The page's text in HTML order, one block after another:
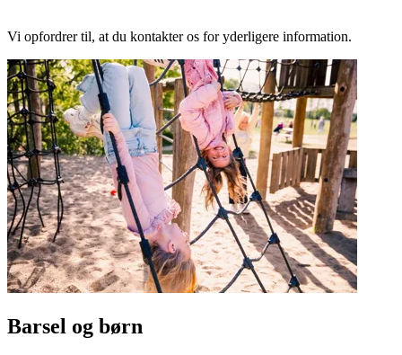
Vi opfordrer til, at du kontakter os for yderligere information.
Barsel og børn